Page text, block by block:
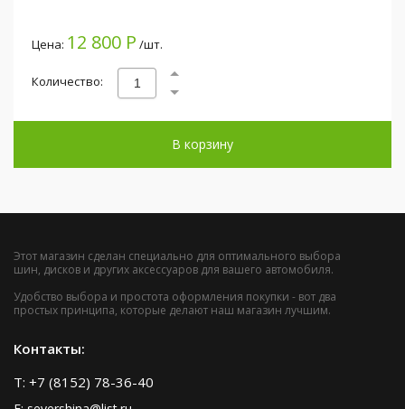
Цена: 12 800 Р /шт.
Количество:
В корзину
Этот магазин сделан специально для оптимального выбора
шин, дисков и других аксессуаров для вашего автомобиля.
Удобство выбора и простота оформления покупки - вот два
простых принципа, которые делают наш магазин лучшим.
Контакты:
T: +7 (8152) 78-36-40